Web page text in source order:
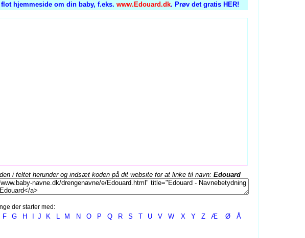
flot hjemmeside om din baby, f.eks. www.Edouard.dk. Prøv det gratis HER!
i feltet herunder og indsæt koden på dit website for at linke til navn: Edouard
der starter med:
F G H J K L M N O P Q R S T U V W X Y Z Æ Ø Å